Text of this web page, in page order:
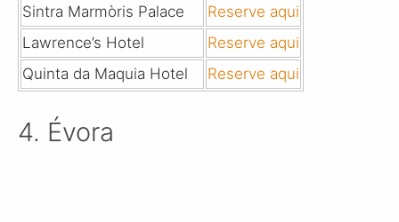
Sintra Marmòris Palace
Reserve aqui
Lawrence’s Hotel
Reserve aqui
Quinta da Maquia Hotel
Reserve aqui
4. Évora